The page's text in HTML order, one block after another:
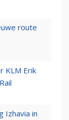
route
KLM Erik
Izhavia in